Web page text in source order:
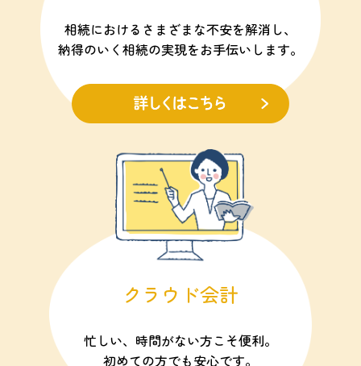
相続におけるさまざまな不安を解消し、
納得のいく相続の実現をお手伝いします。
クラウド会計
忙しい、時間がない方こそ便利。
初めての方でも安心です。